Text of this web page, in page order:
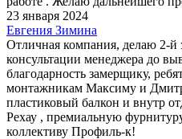
23 января 2024
Евгения Зимина
Отличная компания, делаю 2-й
консультации менеджера до
благодарность замерщику,
монтажникам Максиму и
пластиковый балкон и внутр
Рехау , премиальную
коллективу Профиль-к!